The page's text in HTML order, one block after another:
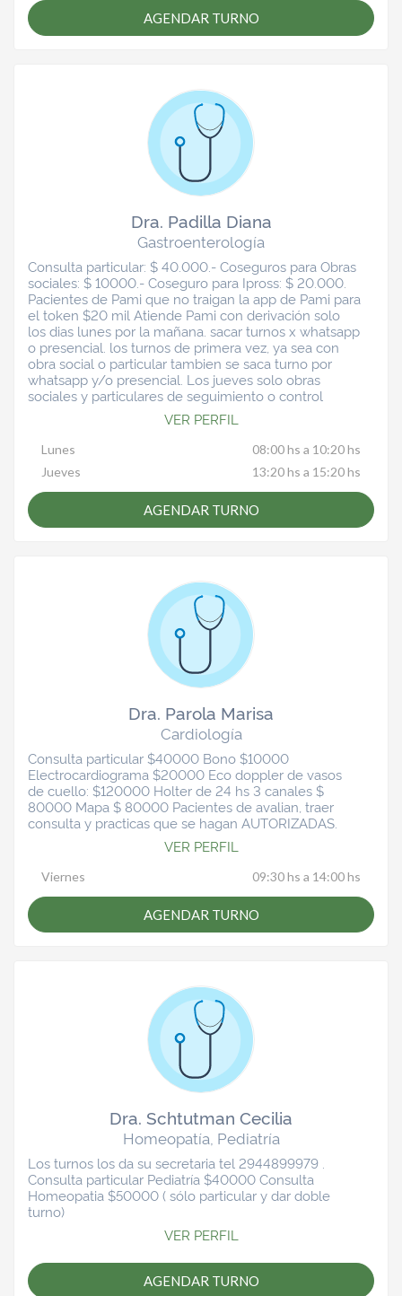
AGENDAR TURNO
Dra. Padilla Diana
Gastroenterología
Consulta particular: $ 40.000.- Coseguros para Obras
sociales: $ 10000.- Coseguro para Ipross: $ 20.000.
Pacientes de Pami que no traigan la app de Pami para
el token $20 mil Atiende Pami con derivación solo
los dias lunes por la mañana. sacar turnos x whatsapp
o presencial. los turnos de primera vez, ya sea con
obra social o particular tambien se saca turno por
whatsapp y/o presencial. Los jueves solo obras
sociales y particulares de seguimiento o control
VER PERFIL
Lunes
08:00 hs a 10:20 hs
Jueves
13:20 hs a 15:20 hs
AGENDAR TURNO
Dra. Parola Marisa
Cardiología
Consulta particular $40000 Bono $10000
Electrocardiograma $20000 Eco doppler de vasos
de cuello: $120000 Holter de 24 hs 3 canales $
80000 Mapa $ 80000 Pacientes de avalian, traer
consulta y practicas que se hagan AUTORIZADAS.
VER PERFIL
Viernes 09:30 hs a 14:00 hs
AGENDAR TURNO
Dra. Schtutman Cecilia
Homeopatía, Pediatría
Los turnos los da su secretaria tel 2944899979 .
Consulta particular Pediatría $40000 Consulta
Homeopatia $50000 ( sólo particular y dar doble
turno)
VER PERFIL
AGENDAR TURNO